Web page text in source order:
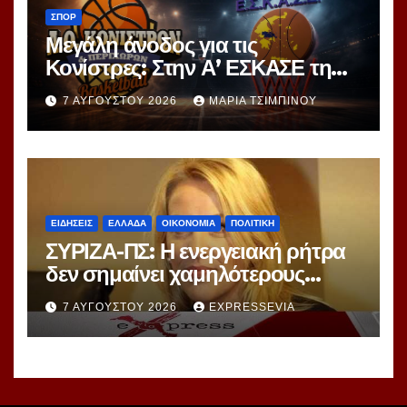
ΣΠΟΡ
Μεγάλη άνοδος για τις
Κονίστρες: Στην Α’ ΕΣΚΑΣΕ τη
νέα σεζόν – Αυτές είναι οι 12
ομάδες!
7 ΑΥΓΟΎΣΤΟΥ 2026 ΜΑΡΊΑ ΤΣΙΜΠΙΝΟΎ
ΕΙΔΗΣΕΙΣ ΕΛΛΑΔΑ ΟΙΚΟΝΟΜΙΑ ΠΟΛΙΤΙΚΗ
ΣΥΡΙΖΑ-ΠΣ: Η ενεργειακή ρήτρα
δεν σημαίνει χαμηλότερους
λογαριασμούς ούτε σβήνει 7
χρόνια ενεργειακής ακρίβειας
7 ΑΥΓΟΎΣΤΟΥ 2026 EXPRESSEVIA